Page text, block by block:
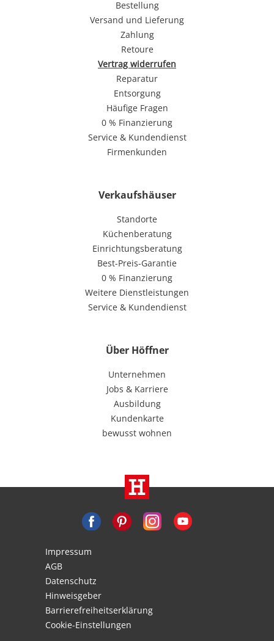
Bestellung
Versand und Lieferung
Zahlung
Retoure
Vertrag widerrufen
Reparatur
Entsorgung
Häufige Fragen
0 % Finanzierung
Service & Kundendienst
Firmenkunden
Verkaufshäuser
Standorte
Küchenberatung
Einrichtungsberatung
Best-Preis-Garantie
0 % Finanzierung
Weitere Dienstleistungen
Service & Kundendienst
Über Höffner
Unternehmen
Jobs & Karriere
Ausbildung
Kundenkarte
bewusst wohnen
Impressum
AGB
Datenschutz
Hinweisgeber
Barrierefreiheitserklärung
Cookie-Einstellungen